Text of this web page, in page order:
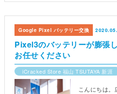
Pixel3のバッテリーが膨張
お任せください
Google Pixel バッテリー交換
iCracked Store 福山 TSUTAYA 新涯
こんにちは